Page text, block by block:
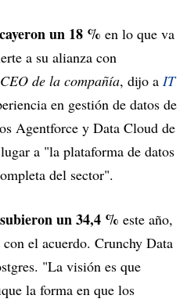
un 18 % en lo que va
a su alianza con
de la compañía, dijo a IT
en gestión de datos de
Agentforce y Data Cloud de
a "la plataforma de datos
del sector".
un 34,4 % este año,
el acuerdo. Crunchy Data
"La visión es que
la forma en que los